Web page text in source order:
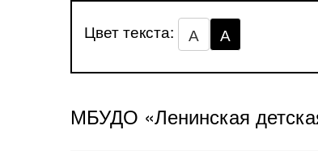
Цвет текста: А А
МБУДО «Ленинская